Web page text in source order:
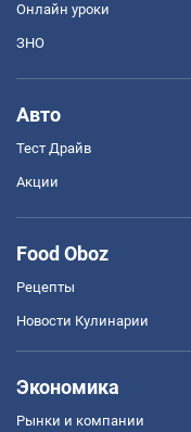
Онлайн уроки
ЗНО
Авто
Тест Драйв
Акции
Food Oboz
Рецепты
Новости Кулинарии
Экономика
Рынки и компании